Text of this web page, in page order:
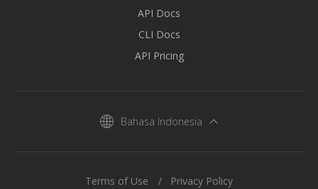
API Docs
CLI Docs
API Pricing
Bahasa Indonesia
Terms of Use Privacy Policy